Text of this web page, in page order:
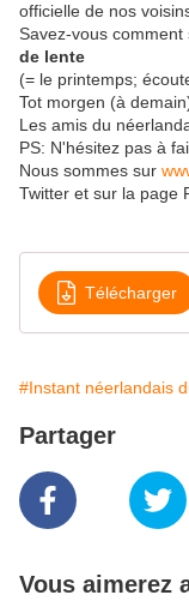
officielle de nos
Savez-vous comment
de lente
(= le printemps;
Tot morgen (à
Les amis du
PS: N'hésitez pas à
Nous sommes sur
Twitter et sur la page
Télécharger
#Instant néerlandais
Partager
Vous aimerez